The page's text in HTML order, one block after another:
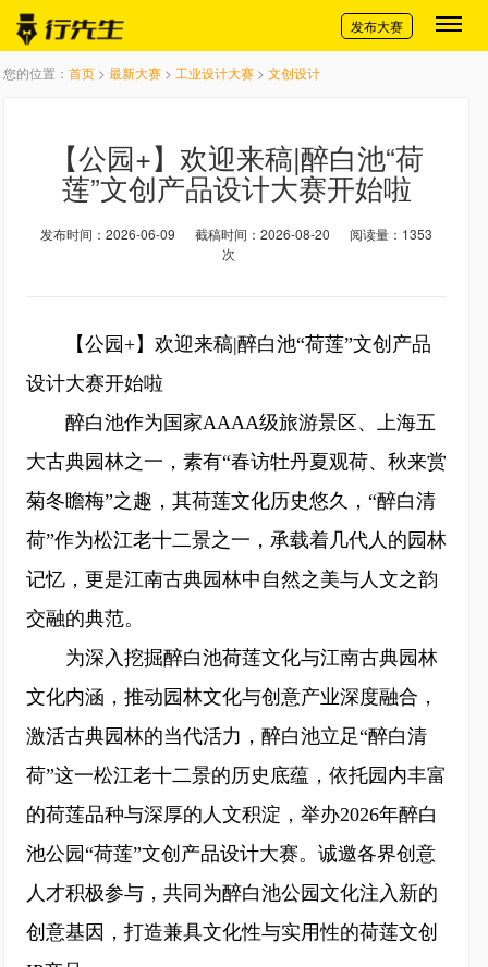
切换导航
发布大赛
您的位置： 首页 > 最新大赛 > 工业设计大赛 > 文创设计
【公园+】欢迎来稿|醉白池“荷
莲”文创产品设计大赛开始啦
发布时间：2026-06-09 截稿时间：2026-08-20
阅读量：1353
次
【公园+】欢迎来稿|醉白池“荷莲”文创产品
设计大赛开始啦
醉白池作为国家AAAA级旅游景区、上海五
大古典园林之一，素有“春访牡丹夏观荷、秋来赏
菊冬瞻梅”之趣，其荷莲文化历史悠久，“醉白清
荷”作为松江老十二景之一，承载着几代人的园林
记忆，更是江南古典园林中自然之美与人文之韵
交融的典范。
为深入挖掘醉白池荷莲文化与江南古典园林
文化内涵，推动园林文化与创意产业深度融合，
激活古典园林的当代活力，醉白池立足“醉白清
荷”这一松江老十二景的历史底蕴，依托园内丰富
的荷莲品种与深厚的人文积淀，举办2026年醉白
池公园“荷莲”文创产品设计大赛。诚邀各界创意
人才积极参与，共同为醉白池公园文化注入新的
创意基因，打造兼具文化性与实用性的荷莲文创